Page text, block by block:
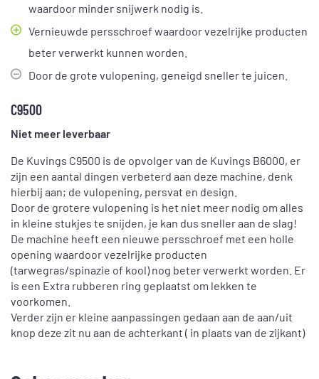
waardoor minder snijwerk nodig is.
Vernieuwde persschroef waardoor vezelrijke producten
beter verwerkt kunnen worden.
Door de grote vulopening, geneigd sneller te juicen.
C9500
Niet meer leverbaar
De Kuvings C9500 is de opvolger van de Kuvings B6000, er
zijn een aantal dingen verbeterd aan deze machine, denk
hierbij aan; de vulopening, persvat en design.
Door de grotere vulopening is het niet meer nodig om alles
in kleine stukjes te snijden, je kan dus sneller aan de slag!
De machine heeft een nieuwe persschroef met een holle
opening waardoor vezelrijke producten
(tarwegras/spinazie of kool) nog beter verwerkt worden. Er
is een Extra rubberen ring geplaatst om lekken te
voorkomen.
Verder zijn er kleine aanpassingen gedaan aan de aan/uit
knop deze zit nu aan de achterkant ( in plaats van de zijkant)